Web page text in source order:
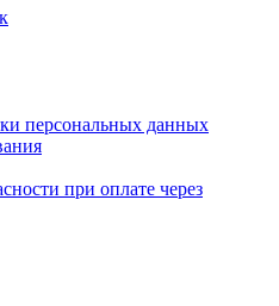
персональных данных
при оплате через